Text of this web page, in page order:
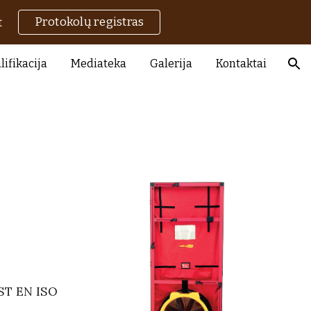
Protokolų registras
Mediateka Galerija Kontaktai
EN ISO